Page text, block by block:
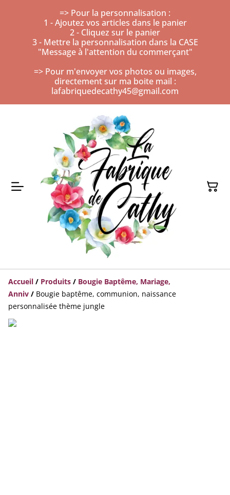
=> Pour la personnalisation :
1 - Ajoutez vos articles dans le panier
2 - Cliquez sur le panier
3 - Mettre la personnalisation dans la CASE
"Message à l'attention du commerçant"
=> Pour m'envoyer vos photos ou images,
directement sur ma boite mail :
lafabriquedecathy45@gmail.com
Accueil / Produits / Bougie Baptême, Mariage,
Anniv / Bougie baptême, communion, naissance
personnalisée thème jungle